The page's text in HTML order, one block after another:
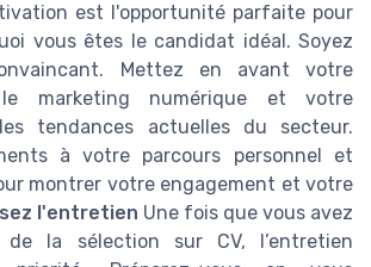
est l'opportunité parfaite pour
vous êtes le candidat idéal. Soyez
Mettez en avant votre
marketing numérique et votre
tendances actuelles du secteur.
à votre parcours personnel et
montrer votre engagement et votre
l'entretien Une fois que vous avez
la sélection sur CV, l’entretien